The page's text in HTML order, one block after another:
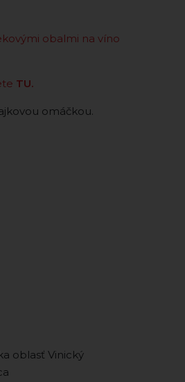
obalmi na víno
TU.
omáčkou.
oblasť Vinický